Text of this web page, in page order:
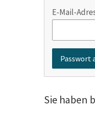
E-Mail-
Sie haben